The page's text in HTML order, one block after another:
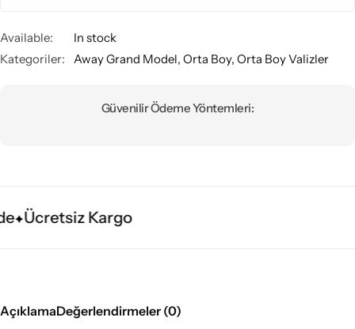
Available:
In stock
Kategoriler:
Away Grand Model, Orta Boy, Orta Boy Valizler
Güvenilir Ödeme Yöntemleri:
Ücretsiz Kargo
AçıklamaDeğerlendirmeler (0)